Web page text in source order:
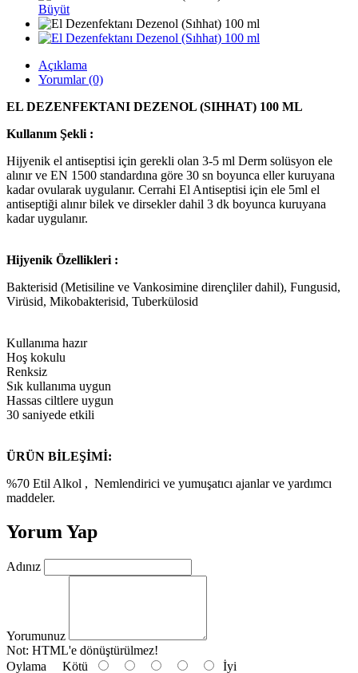
Büyüt
Açıklama
Yorumlar (0)
EL DEZENFEKTANI DEZENOL (SIHHAT) 100 ML
Kullanım Şekli :
Hijyenik el antiseptisi için gerekli olan 3-5 ml Derm solüsyon ele
alınır ve EN 1500 standardına göre 30 sn boyunca eller kuruyana
kadar ovularak uygulanır. Cerrahi El Antiseptisi için ele 5ml el
antiseptiği alınır bilek ve dirsekler dahil 3 dk boyunca kuruyana
kadar uygulanır.
Hijyenik Özellikleri :
Bakterisid (Metisiline ve Vankosimine dirençliler dahil), Fungusid,
Virüsid, Mikobakterisid, Tuberkülosid
Kullanıma hazır
Hoş kokulu
Renksiz
Sık kullanıma uygun
Hassas ciltlere uygun
30 saniyede etkili
ÜRÜN BİLEŞİMİ:
%70 Etil Alkol , Nemlendirici ve yumuşatıcı ajanlar ve yardımcı
maddeler.
Yorum Yap
Adınız
Yorumunuz
Not: HTML'e dönüştürülmez!
Oylama Kötü İyi